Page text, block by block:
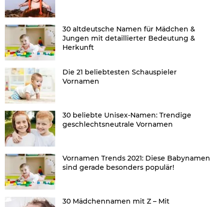
30 altdeutsche Namen für Mädchen &
Jungen mit detaillierter Bedeutung &
Herkunft
Die 21 beliebtesten Schauspieler
Vornamen
30 beliebte Unisex-Namen: Trendige
geschlechtsneutrale Vornamen
Vornamen Trends 2021: Diese Babynamen
sind gerade besonders populär!
30 Mädchennamen mit Z – Mit